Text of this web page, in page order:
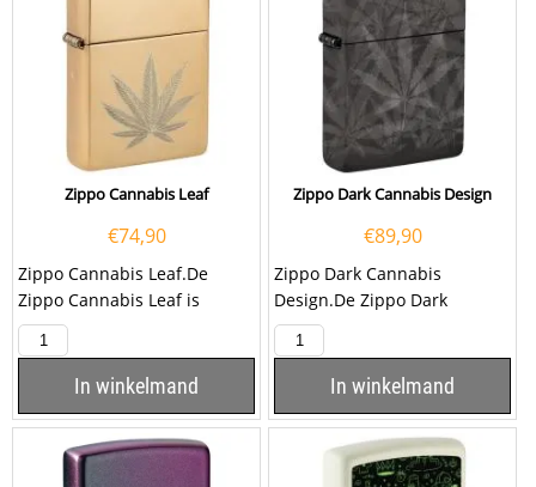
Zippo Cannabis Leaf
€74,90
Zippo Cannabis Leaf.De
Zippo Cannabis Leaf is
hoogglans brass afgewerkt
met op de voorzijde een...
In winkelmand
Zippo Dark Cannabis Design
€89,90
Zippo Dark Cannabis
Design.De Zippo Dark
Cannabis Design is
hoogglans zwart afgewerkt
In winkelmand